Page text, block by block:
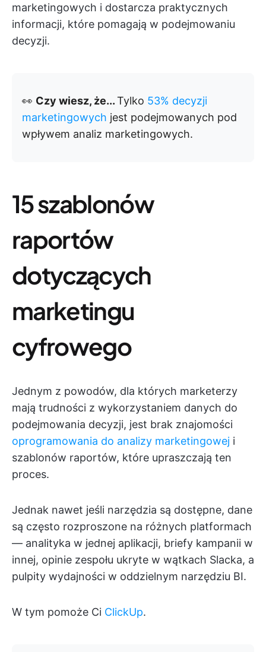
marketingowych i dostarcza praktycznych
informacji, które pomagają w podejmowaniu
decyzji.
👀 Czy wiesz, że...Tylko 53% decyzji
marketingowych jest podejmowanych pod
wpływem analiz marketingowych.
15 szablonów
raportów
dotyczących
marketingu
cyfrowego
Jednym z powodów, dla których marketerzy
mają trudności z wykorzystaniem danych do
podejmowania decyzji, jest brak znajomości
oprogramowania do analizy marketingowej i
szablonów raportów, które upraszczają ten
proces.
Jednak nawet jeśli narzędzia są dostępne, dane
są często rozproszone na różnych platformach
— analityka w jednej aplikacji, briefy kampanii w
innej, opinie zespołu ukryte w wątkach Slacka, a
pulpity wydajności w oddzielnym narzędziu BI.
W tym pomoże Ci ClickUp.